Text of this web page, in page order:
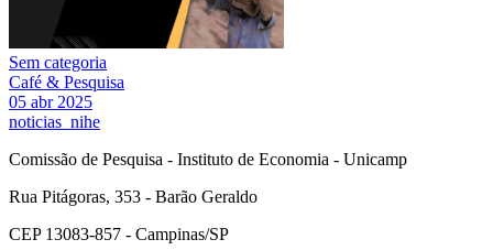
Sem categoria
Café & Pesquisa
05 abr 2025
noticias_nihe
Comissão de Pesquisa - Instituto de Economia - Unicamp
Rua Pitágoras, 353 - Barão Geraldo
CEP 13083-857 - Campinas/SP